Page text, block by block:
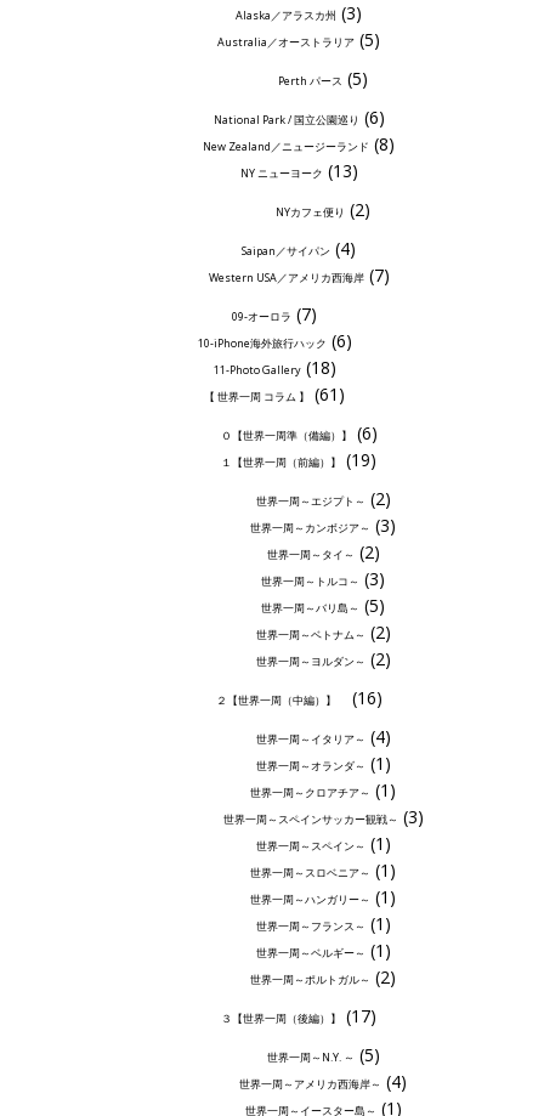
Alaska／アラスカ州 (3)
Australia／オーストラリア (5)
Perth パース (5)
National Park / 国立公園巡り (6)
New Zealand／ニュージーランド (8)
NY ニューヨーク (13)
NYカフェ便り (2)
Saipan／サイパン (4)
Western USA／アメリカ西海岸(7)
09-オーロラ (7)
10-iPhone海外旅行ハック (6)
11-Photo Gallery(18)
【 世界一周 コラム 】 (61)
０【世界一周準（備編）】 (6)
１【世界一周（前編）】 (19)
世界一周～エジプト～ (2)
世界一周～カンボジア～ (3)
世界一周～タイ～ (2)
世界一周～トルコ～ (3)
世界一周～バリ島～ (5)
世界一周～ベトナム～ (2)
世界一周～ヨルダン～ (2)
２【世界一周（中編）】 (16)
世界一周～イタリア～ (4)
世界一周～オランダ～ (1)
世界一周～クロアチア～ (1)
世界一周～スペインサッカー観戦～ (3)
世界一周～スペイン～ (1)
世界一周～スロベニア～ (1)
世界一周～ハンガリー～ (1)
世界一周～フランス～ (1)
世界一周～ベルギー～ (1)
世界一周～ポルトガル～ (2)
３【世界一周（後編）】 (17)
世界一周～N.Y. ～ (5)
世界一周～アメリカ西海岸～ (4)
世界一周～イースター島～ (1)